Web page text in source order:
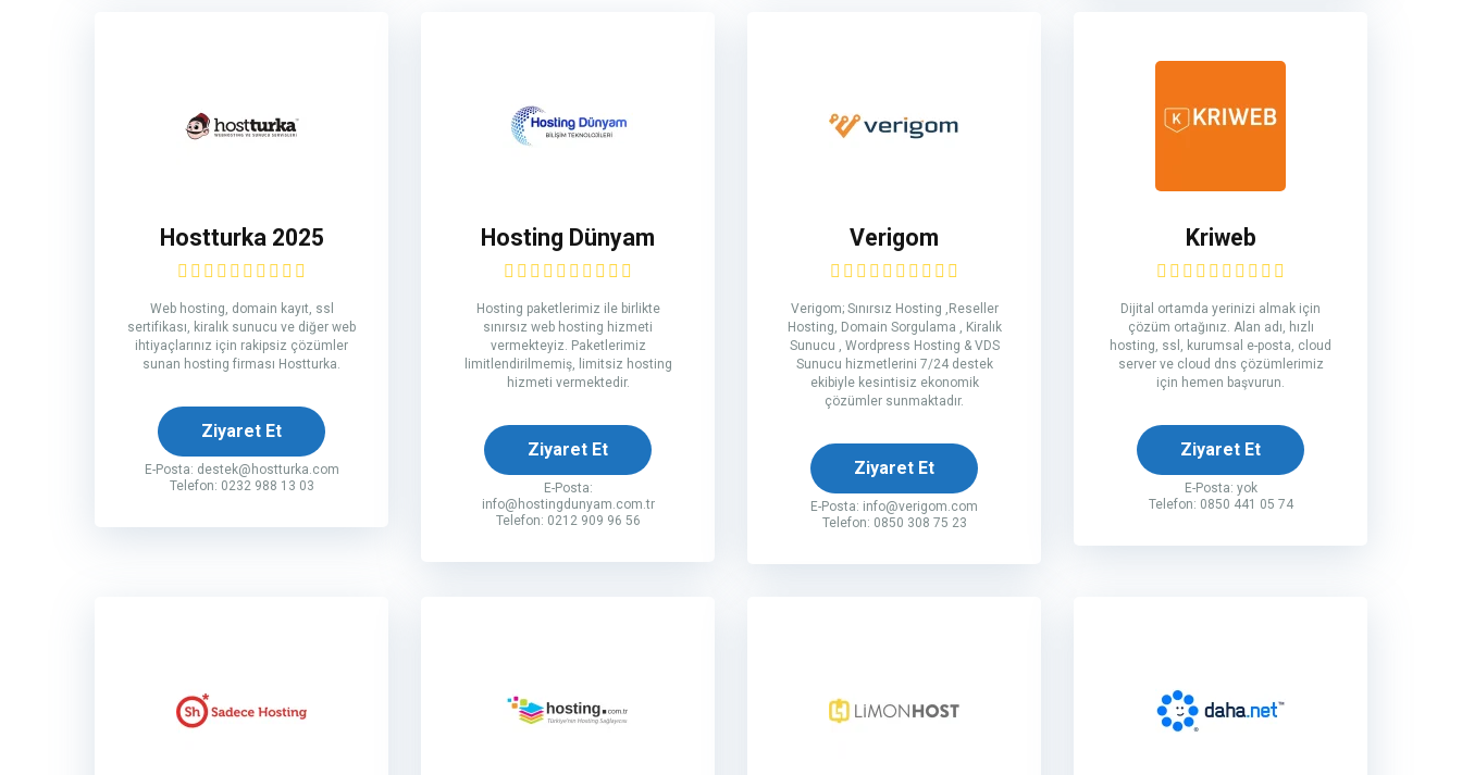
Hostturka 2025
Web hosting, domain kayıt, ssl
sertifikası, kiralık sunucu ve diğer web
ihtiyaçlarınız için rakipsiz çözümler
sunan hosting firması Hostturka.
Ziyaret Et
E-Posta: destek@hostturka.com
Telefon: 0232 988 13 03
Hosting Dünyam
Hosting paketlerimiz ile birlikte
sınırsız web hosting hizmeti
vermekteyiz. Paketlerimiz
limitlendirilmemiş, limitsiz hosting
hizmeti vermektedir.
Ziyaret Et
E-Posta:
info@hostingdunyam.com.tr
Telefon: 0212 909 96 56
Verigom
Verigom; Sınırsız Hosting ,Reseller
Hosting, Domain Sorgulama , Kiralık
Sunucu , Wordpress Hosting & VDS
Sunucu hizmetlerini 7/24 destek
ekibiyle kesintisiz ekonomik
çözümler sunmaktadır.
Ziyaret Et
E-Posta: info@verigom.com
Telefon: 0850 308 75 23
Kriweb
Dijital ortamda yerinizi almak için
çözüm ortağınız. Alan adı, hızlı
hosting, ssl, kurumsal e-posta, cloud
server ve cloud dns çözümlerimiz
için hemen başvurun.
Ziyaret Et
E-Posta: yok
Telefon: 0850 441 05 74